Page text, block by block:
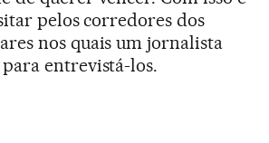
pelos corredores dos
nos quais um jornalista
entrevistá-los.